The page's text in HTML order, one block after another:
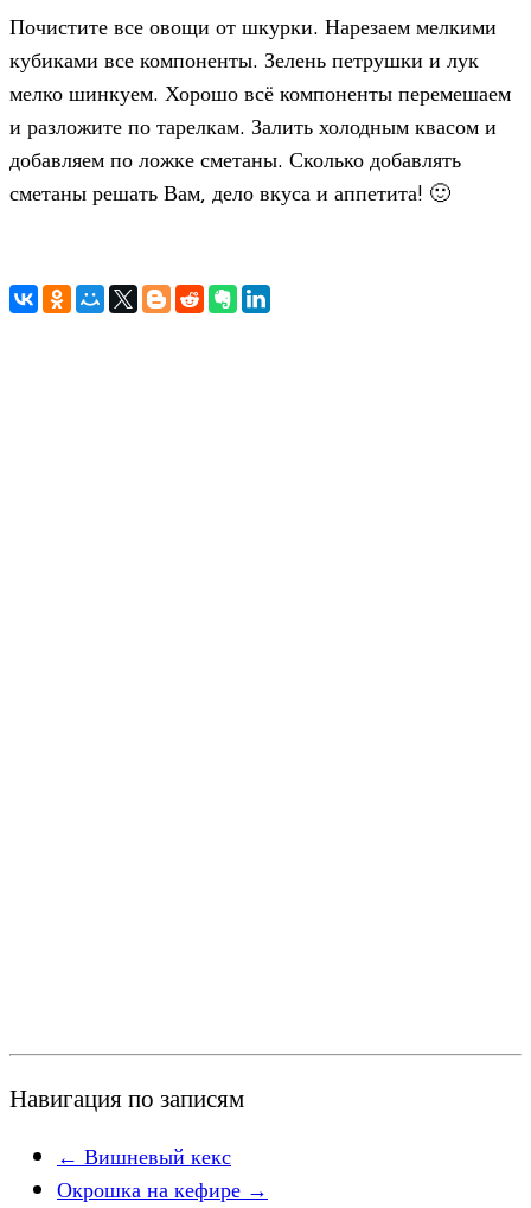
Почистите все овощи от шкурки. Нарезаем мелкими
кубиками все компоненты. Зелень петрушки и лук
мелко шинкуем. Хорошо всё компоненты перемешаем
и разложите по тарелкам. Залить холодным квасом и
добавляем по ложке сметаны. Сколько добавлять
сметаны решать Вам, дело вкуса и аппетита! 🙂
Навигация по записям
← Вишневый кекс
Окрошка на кефире →